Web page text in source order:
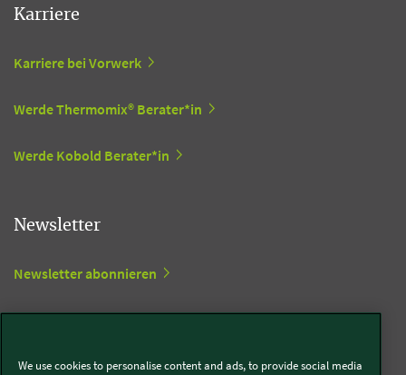
Karriere
Karriere bei Vorwerk
Werde Thermomix® Berater*in
Werde Kobold Berater*in
Newsletter
Newsletter abonnieren
We use cookies to personalise content and ads, to provide social media